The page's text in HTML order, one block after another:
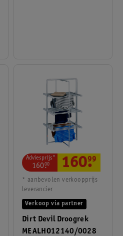
Dirt Devil Droogrek
MEALHO12140/0028
Verkoop via partner
Adviesprijs*
160.
00 160.
99
* aanbevolen verkoopprijs
leverancier